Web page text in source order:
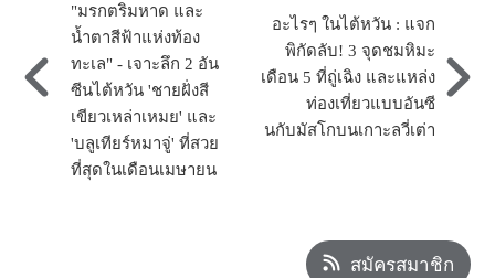
"มรกตริมหาด และ
น้ำตาสีฟ้าแห่งท้อง
ทะเล" - เจาะลึก 2 อัน
ซีนไต้หวัน 'ชายฝั่งสี
เขียวเหล่าเหมย' และ
'บลูเทียร์หมาจู่' ที่สวย
ที่สุดในเดือนเมษายน
อะไรๆ ในไต้หวัน : แจก
พิกัดลับ! 3 จุดชมหิมะ
เดือน 5 ที่ถู่เฉิง และแหล่ง
ท่องเที่ยวแบบอันซี
นกับมัสโกบนเกาะลวี่เต่า
สมัครสมาชิก